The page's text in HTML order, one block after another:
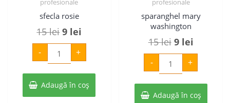
profesionale
sfecla rosie
15leiPrețul
inițial
fost:
15 lei.
9 lei
curent
este:
9 lei.
-
Cantitate
sfecla
rosie
+
Adaugă în coș
profesionale
sparanghel mary
washington
15lei Prețul
inițial
fost:
15 lei.
9 leiPrețul
curent
este:
9 lei.
-
Cantitate
sparanghel
mary
+
Adaugă în coș